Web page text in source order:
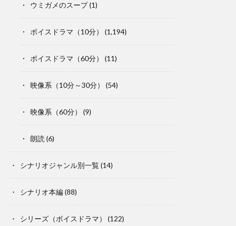
ウミガメのスープ(1)
ボイスドラマ（10分） (1,194)
ボイスドラマ（60分） (11)
映像系（10分～30分） (54)
映像系（60分） (9)
朗読 (6)
シナリオジャンル別一覧(14)
シナリオ本編(88)
シリーズ（ボイスドラマ） (122)